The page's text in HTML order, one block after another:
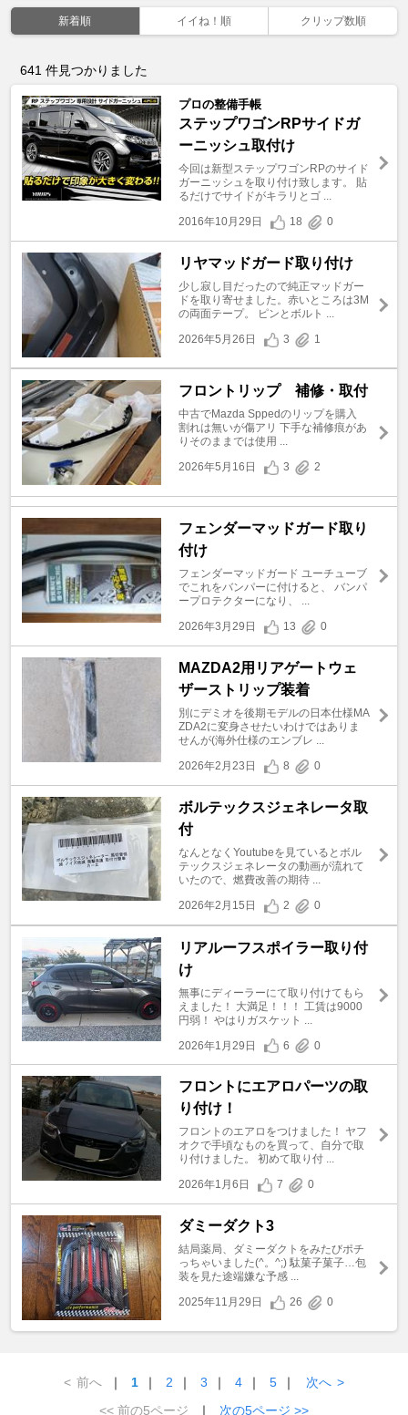
新着順 イイね！順 クリップ数順
641 件見つかりました
プロの整備手帳
ステップワゴンRPサイドガ
ーニッシュ取付け
今回は新型ステップワゴンRPのサイド
ガーニッシュを取り付け致します。 貼
るだけでサイドがキラリとゴ ...
2016年10月29日
18 0
リヤマッドガード取り付け
少し寂し目だったので純正マッドガー
ドを取り寄せました。赤いところは3M
の両面テープ。 ピンとボルト ...
2026年5月26日
3 1
フロントリップ 補修・取付
中古でMazda Sppedのリップを購入
割れは無いが傷アリ 下手な補修痕があ
りそのままでは使用 ...
2026年5月16日
3 2
フェンダーマッドガード取り
付け
フェンダーマッドガード ユーチューブ
でこれをバンパーに付けると、 バンパ
ープロテクターになり、 ...
2026年3月29日
13 0
MAZDA2用リアゲートウェ
ザーストリップ装着
別にデミオを後期モデルの日本仕様MA
ZDA2に変身させたいわけではありま
せんが(海外仕様のエンブレ ...
2026年2月23日
8 0
ボルテックスジェネレータ取
付
なんとなくYoutubeを見ているとボル
テックスジェネレータの動画が流れて
いたので、燃費改善の期待 ...
2026年2月15日
2 0
リアルーフスポイラー取り付
け
無事にディーラーにて取り付けてもら
えました！ 大満足！！！ 工賃は9000
円弱！ やはりガスケット ...
2026年1月29日
6 0
フロントにエアロパーツの取
り付け！
フロントのエアロをつけました！ ヤフ
オクで手頃なものを買って、自分で取
り付けました。 初めて取り付 ...
2026年1月6日
7 0
ダミーダクト3
結局薬局、ダミーダクトをみたびポチ
っちゃいました(^。^;) 駄菓子菓子…包
装を見た途端嫌な予感 ...
2025年11月29日
26 0
< 前へ ｜ 1 ｜ 2 ｜ 3 ｜ 4 ｜ 5 ｜ 次へ >
<< 前の5ページ
｜ 次の5ページ >>